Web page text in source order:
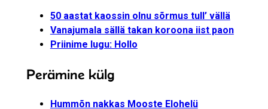
50 aastat kaossin olnu sõrmus tull’ vällä
Vanajumala sällä takan koroona iist paon
Priinime lugu: Hollo
Perämine külg
Hummõn nakkas Mooste Elohelü